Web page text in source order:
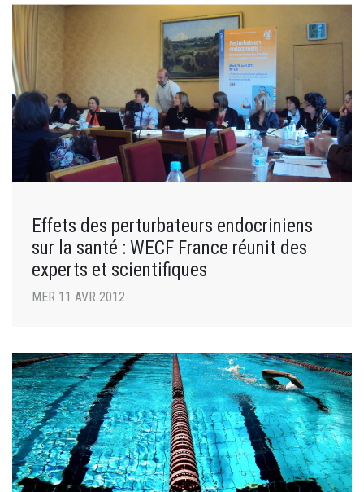
Effets des perturbateurs endocriniens
sur la santé : WECF France réunit des
experts et scientifiques
MER 11 AVR 2012